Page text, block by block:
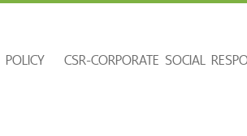
POLICY CSR-CORPORATE SOCIAL